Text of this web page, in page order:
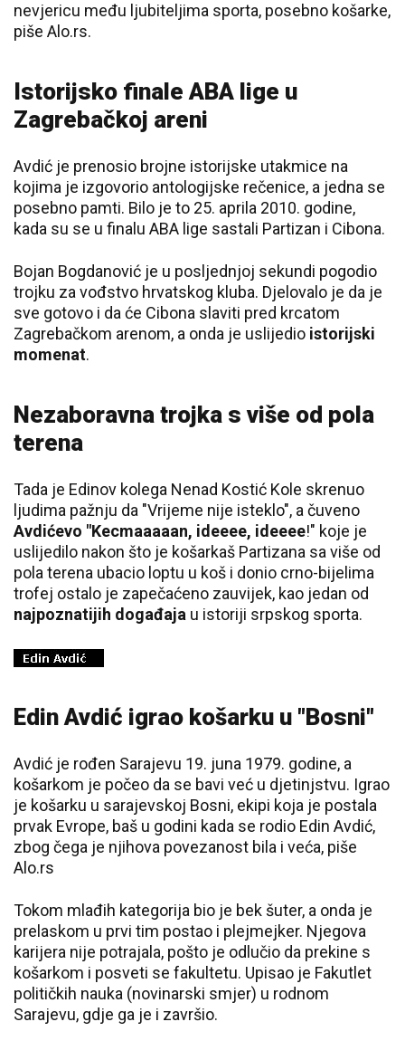
nevjericu među ljubiteljima sporta, posebno košarke,
piše Alo.rs.
Istorijsko finale ABA lige u
Zagrebačkoj areni
Avdić je prenosio brojne istorijske utakmice na
kojima je izgovorio antologijske rečenice, a jedna se
posebno pamti. Bilo je to 25. aprila 2010. godine,
kada su se u finalu ABA lige sastali Partizan i Cibona.
Bojan Bogdanović je u posljednjoj sekundi pogodio
trojku za vođstvo hrvatskog kluba. Djelovalo je da je
sve gotovo i da će Cibona slaviti pred krcatom
Zagrebačkom arenom, a onda je uslijedio istorijski
momenat.
Nezaboravna trojka s više od pola
terena
Tada je Edinov kolega Nenad Kostić Kole skrenuo
ljudima pažnju da "Vrijeme nije isteklo", a čuveno
Avdićevo "Kecmaaaaan, ideeee, ideeee!" koje je
uslijedilo nakon što je košarkaš Partizana sa više od
pola terena ubacio loptu u koš i donio crno-bijelima
trofej ostalo je zapečaćeno zauvijek, kao jedan od
najpoznatijih događaja u istoriji srpskog sporta.
Edin Avdić igrao košarku u "Bosni"
Avdić je rođen Sarajevu 19. juna 1979. godine, a
košarkom je počeo da se bavi već u djetinjstvu. Igrao
je košarku u sarajevskoj Bosni, ekipi koja je postala
prvak Evrope, baš u godini kada se rodio Edin Avdić,
zbog čega je njihova povezanost bila i veća, piše
Alo.rs
Tokom mlađih kategorija bio je bek šuter, a onda je
prelaskom u prvi tim postao i plejmejker. Njegova
karijera nije potrajala, pošto je odlučio da prekine s
košarkom i posveti se fakultetu. Upisao je Fakutlet
političkih nauka (novinarski smjer) u rodnom
Sarajevu, gdje ga je i završio.